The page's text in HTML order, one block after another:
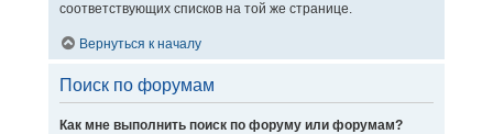
соответствующих списков на той же странице.
Вернуться к началу
Поиск по форумам
Как мне выполнить поиск по форуму или форумам?